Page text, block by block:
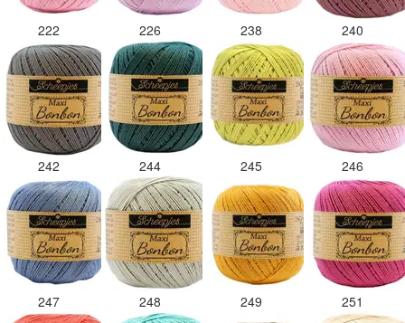
222 226 238 240
242 244 245 246
247 248 249 251